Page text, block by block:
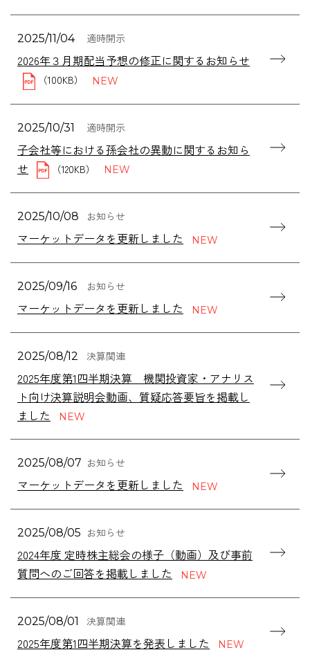
2025/11/04 適時開示
2026年３月期配当予想の修正に関するお知らせ
（100KB）
2025/10/31 適時開示
子会社等における孫会社の異動に関するお知ら
せ
（120KB）
2025/10/08 お知らせ
マーケットデータを更新しました
2025/09/16 お知らせ
マーケットデータを更新しました
2025/08/12 決算関連
2025年度第1四半期決算 機関投資家・アナリス
ト向け決算説明会動画、質疑応答要旨を掲載し
ました
2025/08/07 お知らせ
マーケットデータを更新しました
2025/08/05 お知らせ
2024年度 定時株主総会の様子（動画）及び事前
質問へのご回答を掲載しました
2025/08/01 決算関連
2025年度第1四半期決算を発表しました